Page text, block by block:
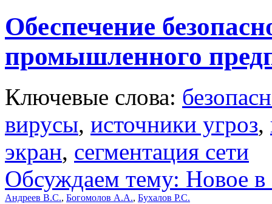
Обеспечение
промышленного
Ключевые слова:
вирусы, источники угроз,
экран, сегментация сети
Обсуждаем тему: Новое в
Андреев В.С., Богомолов А.А., Бухалов Р.С.